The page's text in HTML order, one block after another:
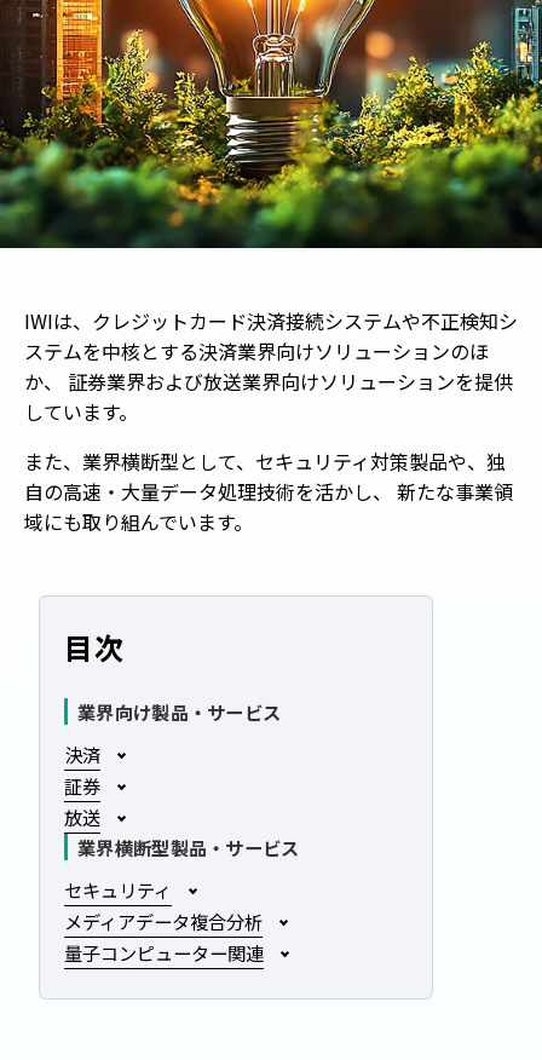
IWIは、クレジットカード決済接続システムや不正検知シ
ステムを中核とする決済業界向けソリューションのほ
か、 証券業界および放送業界向けソリューションを提供
しています。
また、業界横断型として、セキュリティ対策製品や、独
自の高速・大量データ処理技術を活かし、 新たな事業領
域にも取り組んでいます。
目次
業界向け製品・サービス
決済
証券
放送
業界横断型製品・サービス
セキュリティ
メディアデータ複合分析
量子コンピューター関連